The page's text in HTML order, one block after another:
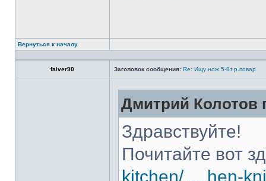
Вернуться к началу
faiver90 Заголовок сообщения: Re: Ищу нож.5-8т.р.повар
Дмитрий Колотов
Здравствуйте!
Почитайте вот
kitchen/ ... hen-